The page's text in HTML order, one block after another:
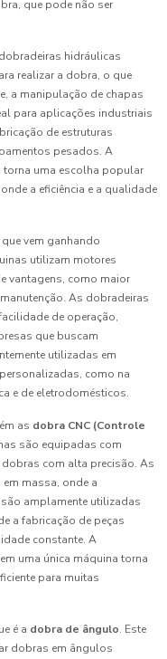
que pode não ser
hidráulicas
realizar a dobra, o que
a manipulação de chapas
para aplicações industriais
de estruturas
pesados. A
uma escolha popular
a eficiência e a qualidade
vem ganhando
utilizam motores
vantagens, como maior
As dobradeiras
de operação,
que buscam
utilizadas em
como na
e de eletrodomésticos.
as dobra CNC (Controle
são equipadas com
com alta precisão. As
massa, onde a
amplamente utilizadas
a fabricação de peças
constante. A
uma única máquina torna
para muitas
é a dobra de ângulo. Este
dobras em ângulos